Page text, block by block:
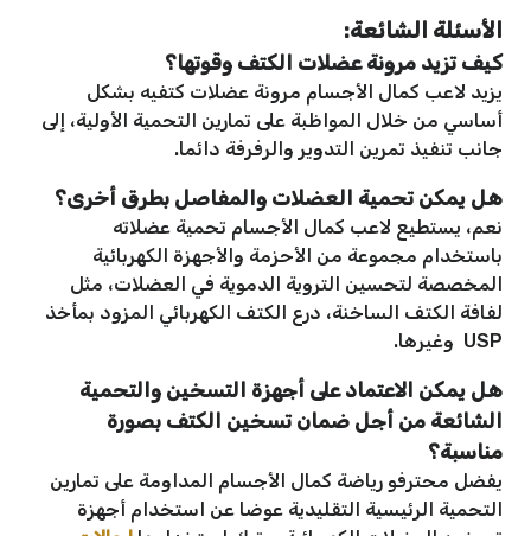
الأسئلة الشائعة:
كيف تزيد مرونة عضلات الكتف وقوتها؟
يزيد لاعب كمال الأجسام مرونة عضلات كتفيه بشكل
أساسي من خلال المواظبة على تمارين التحمية الأولية، إلى
جانب تنفيذ تمرين التدوير والرفرفة دائما.
هل يمكن تحمية العضلات والمفاصل بطرق أخرى؟
نعم، يستطيع لاعب كمال الأجسام تحمية عضلاته
باستخدام مجموعة من الأحزمة والأجهزة الكهربائية
المخصصة لتحسين التروية الدموية في العضلات، مثل
لفافة الكتف الساخنة، درع الكتف الكهربائي المزود بمأخذ
USP وغيرها.
هل يمكن الاعتماد على أجهزة التسخين والتحمية
الشائعة من أجل ضمان تسخين الكتف بصورة
مناسبة؟
يفضل محترفو رياضة كمال الأجسام المداومة على تمارين
التحمية الرئيسية التقليدية عوضا عن استخدام أجهزة